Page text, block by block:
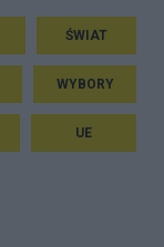
ŚWIAT
WYBORY
UE